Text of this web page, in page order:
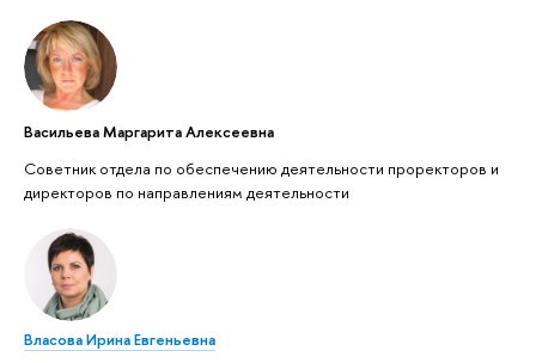
Васильева Маргарита Алексеевна
Советник отдела по обеспечению деятельности проректоров и
директоров по направлениям деятельности
Власова Ирина Евгеньевна